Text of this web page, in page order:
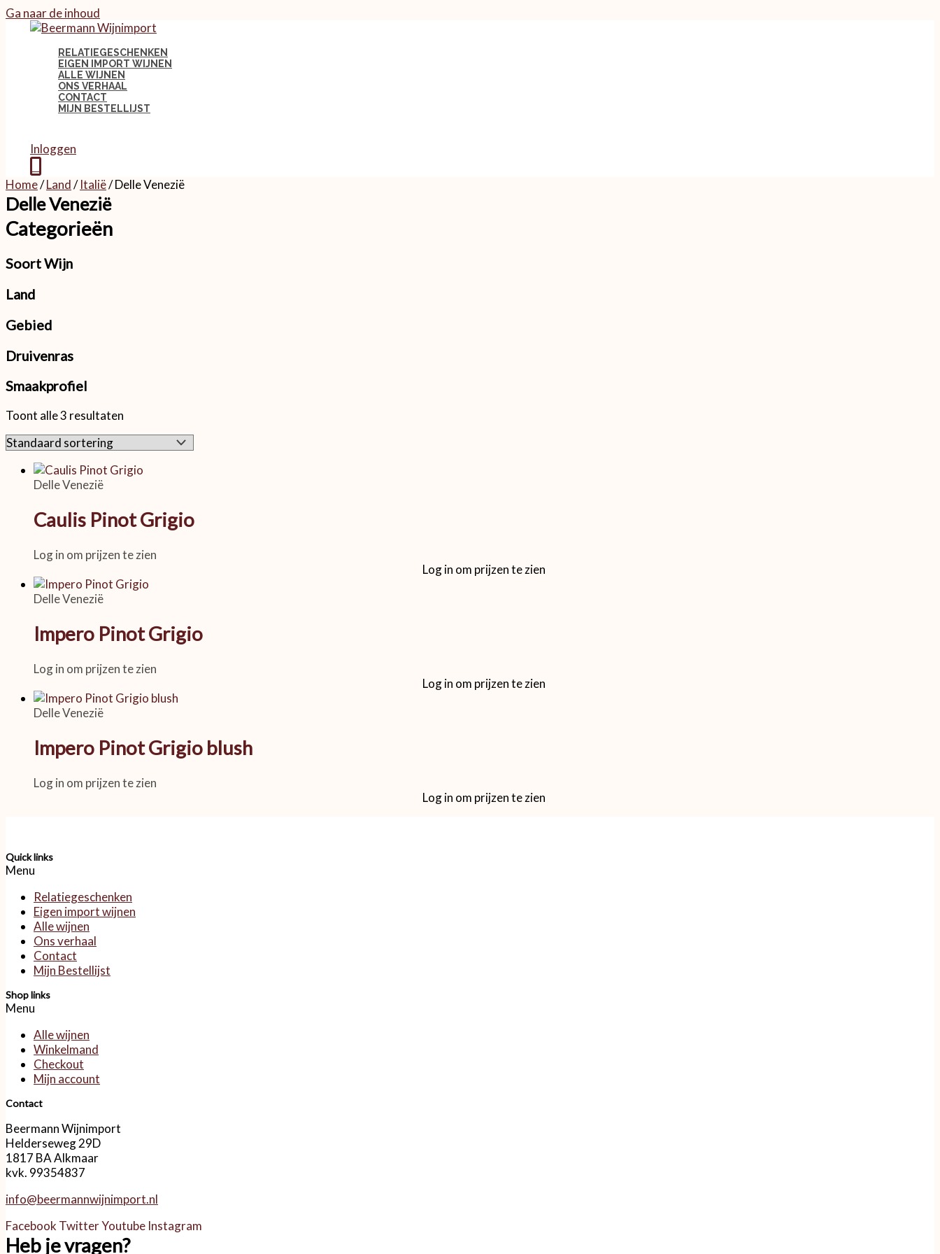
Ga naar de inhoud
RELATIEGESCHENKEN
EIGEN IMPORT WIJNEN
ALLE WIJNEN
ONS VERHAAL
CONTACT
MIJN BESTELLIJST
Inloggen
Home/Land/Italië/ Delle Venezië
Delle Venezië
Categorieën
Soort Wijn
Land
Gebied
Druivenras
Smaakprofiel
Toont alle 3 resultaten
Delle Venezië
Caulis Pinot Grigio
Log in om prijzen te zien
Log in om prijzen te zien
Delle Venezië
Impero Pinot Grigio
Log in om prijzen te zien
Log in om prijzen te zien
Delle Venezië
Impero Pinot Grigio blush
Log in om prijzen te zien
Log in om prijzen te zien
Quick links
Menu
Relatiegeschenken
Eigen import wijnen
Alle wijnen
Ons verhaal
Contact
Mijn Bestellijst
Shop links
Menu
Alle wijnen
Winkelmand
Checkout
Mijn account
Contact
Beermann Wijnimport
Helderseweg 29D
1817 BA Alkmaar
kvk. 99354837
info@beermannwijnimport.nl
Facebook TwitterYoutube Instagram
Heb je vragen?